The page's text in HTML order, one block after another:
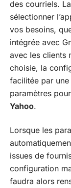
des courriels.
sélectionner
vos besoins,
intégrée avec
avec les clients
choisie, la
facilitée par
paramètres
Yahoo.
Lorsque les
issues de
configuration
faudra alors